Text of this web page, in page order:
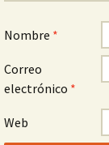
Nombre *
Correo
electrónico *
Web